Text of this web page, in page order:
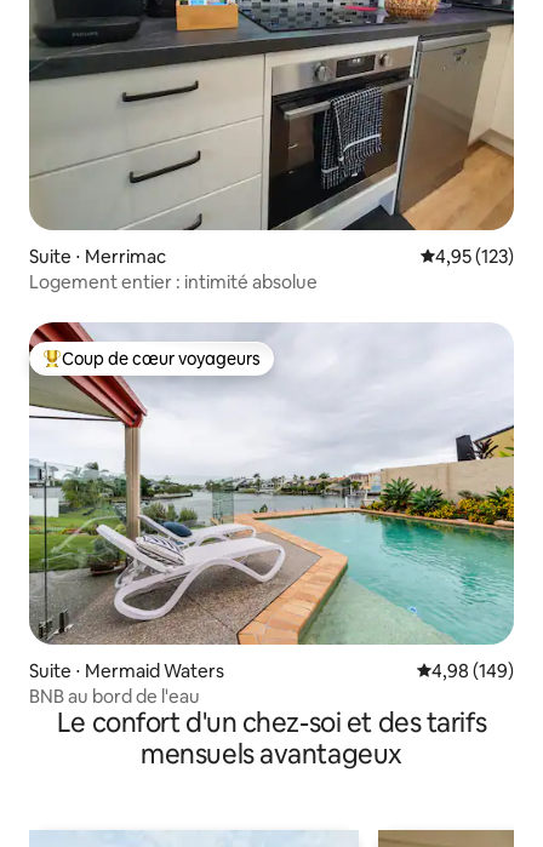
Suite ⋅ Merrimac Évaluation
4,95 (123)
Logement entier : intimité absolue
Coups de cœur voyageurs les plus appréciés
Coup de cœur voyageurs
Suite ⋅ Mermaid Waters Évaluation
4,98 (149)
BNB au bord de l'eau
Le confort d'un chez-soi et des tarifs
mensuels avantageux